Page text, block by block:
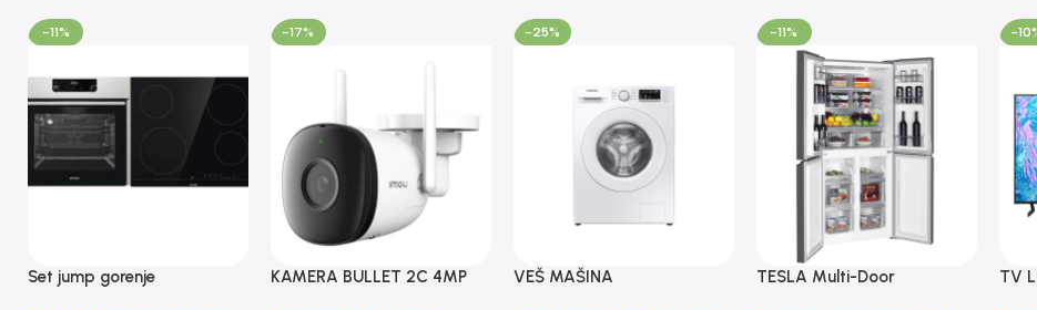
-11%
Set jump gorenje
-17%
KAMERA BULLET 2C 4MP
-25%
VEŠ MAŠINA
-11%
TESLA Multi-Door
-
TV